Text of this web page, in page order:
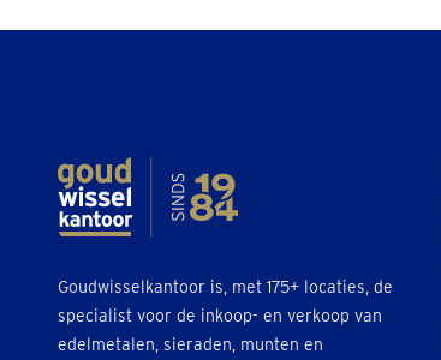
Dilbeek
Goudwisselkantoor is, met 175+ locaties, de
specialist voor de inkoop- en verkoop van
edelmetalen, sieraden, munten en